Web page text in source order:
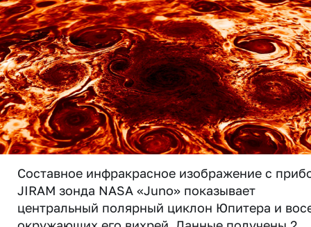
Составное инфракрасное изображение с
JIRAM зонда NASA «Juno» показывает
центральный полярный циклон Юпитера и